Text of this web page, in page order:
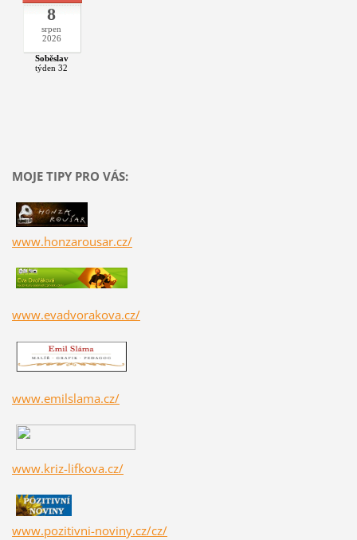
8
srpen
2026
Soběslav
týden 32
MOJE TIPY PRO VÁS:
www.honzarousar.cz/
www.evadvorakova.cz/
www.emilslama.cz/
www.kriz-lifkova.cz/
www.pozitivni-noviny.cz/cz/